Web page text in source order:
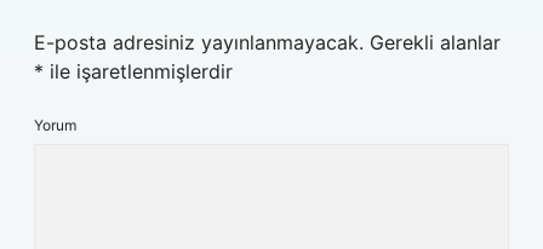
E-posta adresiniz yayınlanmayacak. Gerekli alanlar
* ile işaretlenmişlerdir
Yorum